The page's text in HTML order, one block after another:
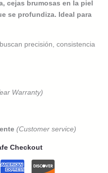
cejas brumosas en la piel
se profundiza. Ideal para
precisión, consistencia
Warranty)
(Customer service)
Checkout